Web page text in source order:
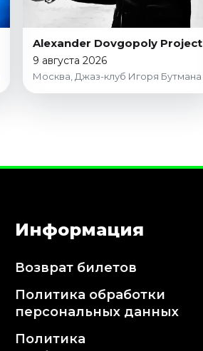
Alexander Dovgopoly Project
9 августа 2026
Москва, Джаз-клуб Игоря Бутмана
Информация
Возврат билетов
Политика обработки
персональных данных
Политика